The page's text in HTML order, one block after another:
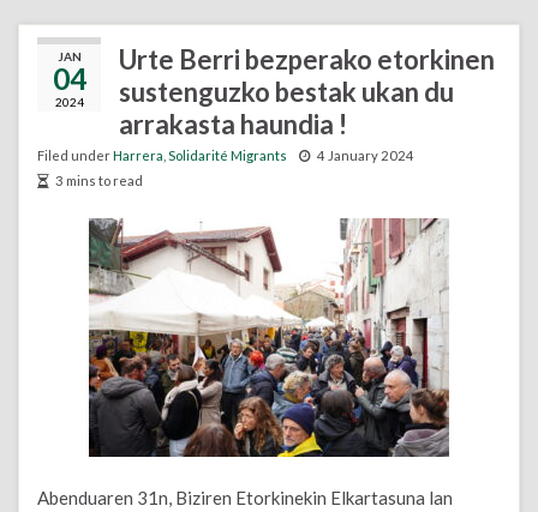
JAN
04
2024
Urte Berri bezperako etorkinen
sustenguzko bestak ukan du
arrakasta haundia !
Filed underHarrera Solidarité Migrants
4 January 2024
3 mins to read
Abenduaren 31n, Biziren Etorkinekin Elkartasuna lan